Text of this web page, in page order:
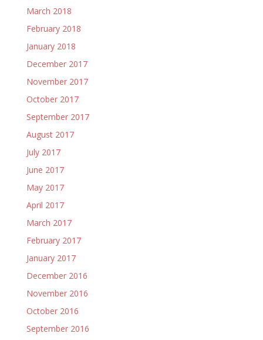
March 2018
February 2018
January 2018
December 2017
November 2017
October 2017
September 2017
August 2017
July 2017
June 2017
May 2017
April 2017
March 2017
February 2017
January 2017
December 2016
November 2016
October 2016
September 2016